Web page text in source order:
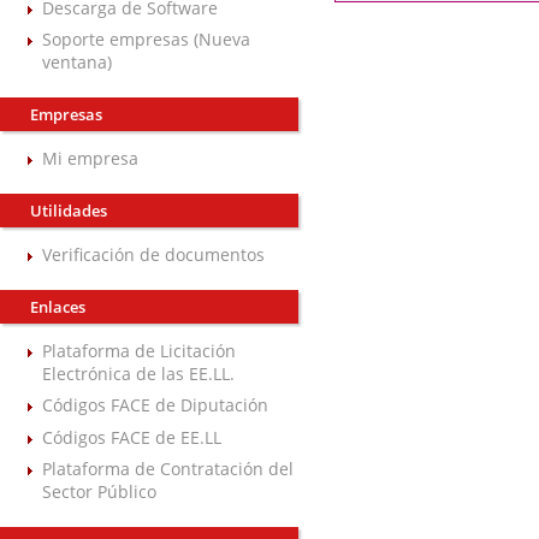
Descarga de Software
Soporte empresas (Nueva
ventana)
Empresas
Mi empresa
Utilidades
Verificación de documentos
Enlaces
Plataforma de Licitación
Electrónica de las EE.LL.
Códigos FACE de Diputación
Códigos FACE de EE.LL
Plataforma de Contratación del
Sector Público